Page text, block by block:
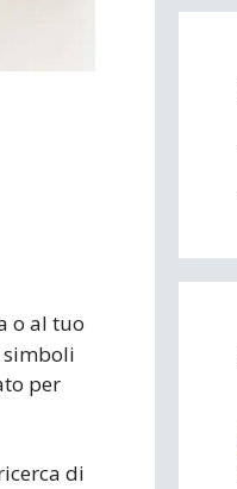
o al tuo
simboli
per
di